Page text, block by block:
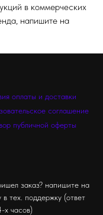
в коммерческих
напишите на
оплаты и доставки
соглашение
публичной оферты
заказ? напишите на
в тех. поддержку (ответ
х часов)